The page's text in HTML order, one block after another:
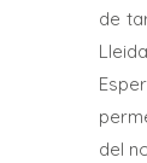
de
del